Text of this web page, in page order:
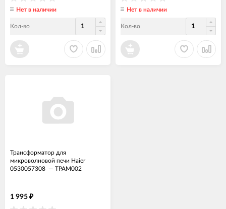
Нет в наличии
Кол-во
Нет в наличии
Кол-во
Трансформатор для
микроволновой печи Haier
0530057308 — ТРАМ002
1 995 ₽